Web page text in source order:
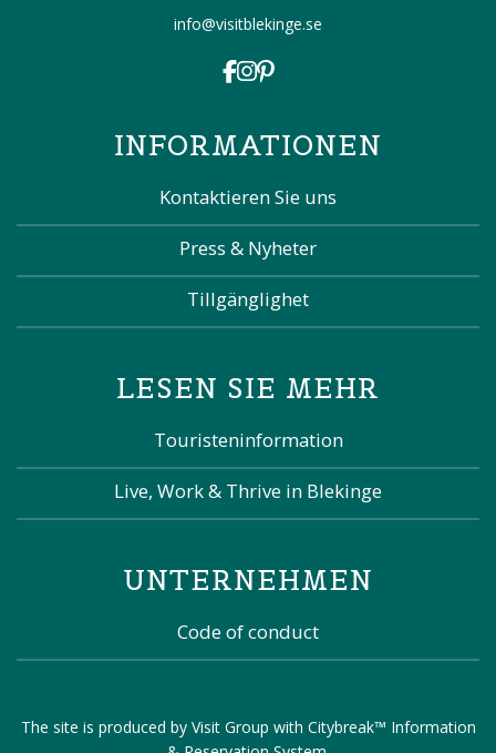
info@visitblekinge.se
INFORMATIONEN
Kontaktieren Sie uns
Press & Nyheter
Tillgänglighet
LESEN SIE MEHR
Touristeninformation
Live, Work & Thrive in Blekinge
UNTERNEHMEN
Code of conduct
The site is produced by Visit Group with Citybreak™ Information